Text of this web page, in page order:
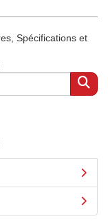
Spécifications et